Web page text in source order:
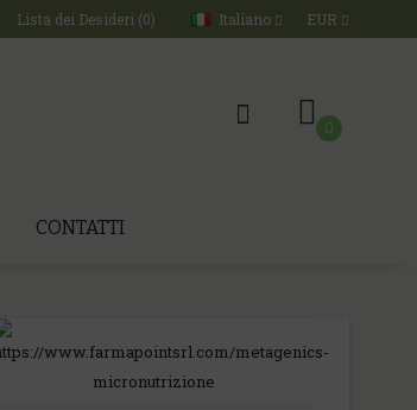
EUR
Italiano
Lista dei Desideri (0)
0
CONTATTI